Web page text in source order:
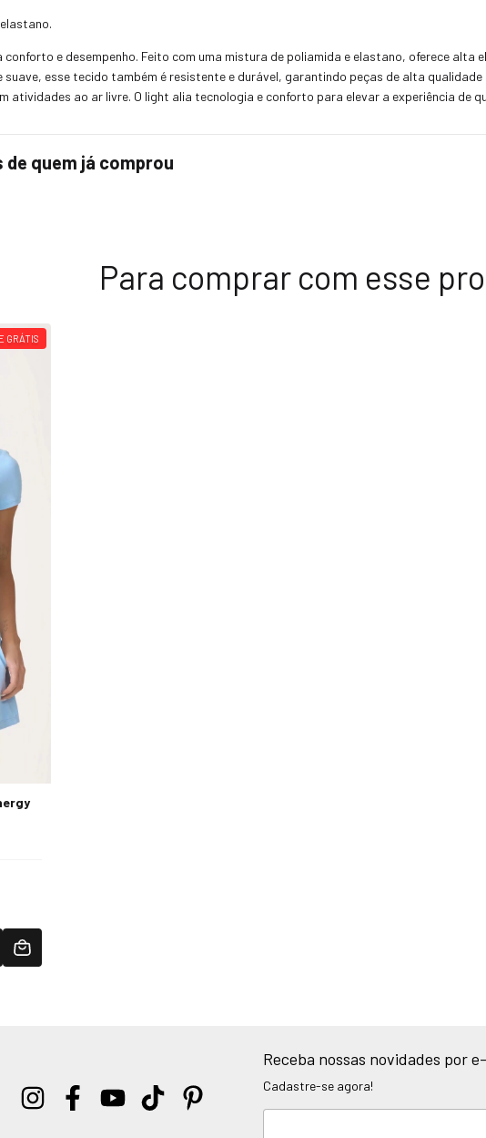
e desempenho. Feito com uma mistura de poliamida e elastano, oferece alta
suave, esse tecido também é resistente e durável, garantindo peças de alta
atividades ao ar livre. O light alia tecnologia e conforto para elevar a experiência de
de quem já comprou
Para comprar com esse
GRÁTIS
Receba nossas novidades por
Cadastre-se agora!